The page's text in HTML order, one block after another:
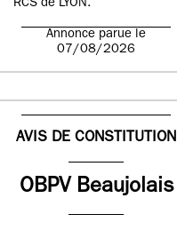
RCS de LYON.
Annonce parue le
07/08/2026
AVIS DE CONSTITUTION
OBPV Beaujolais